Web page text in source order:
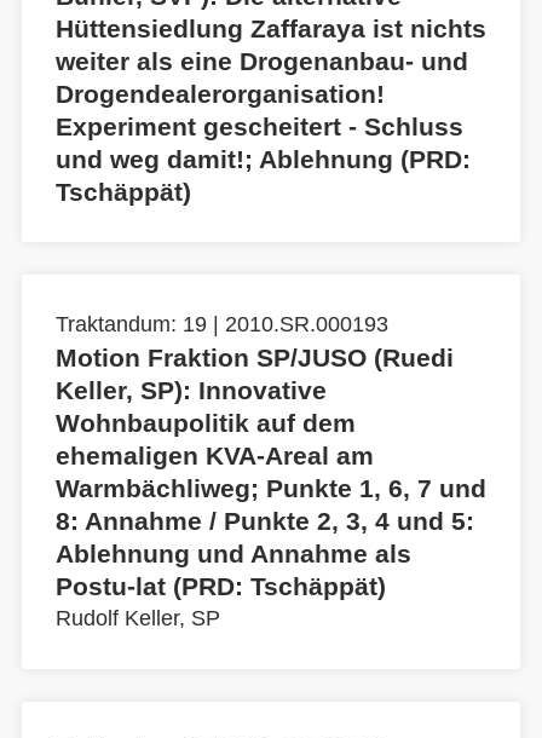
Hüttensiedlung Zaffaraya ist nichts
weiter als eine Drogenanbau- und
Drogendealerorganisation!
Experiment gescheitert - Schluss
und weg damit!; Ablehnung (PRD:
Tschäppät)
Traktandum: 19 | 2010.SR.000193
Motion Fraktion SP/JUSO (Ruedi
Keller, SP): Innovative
Wohnbaupolitik auf dem
ehemaligen KVA-Areal am
Warmbächliweg; Punkte 1, 6, 7 und
8: Annahme / Punkte 2, 3, 4 und 5:
Ablehnung und Annahme als
Postu-lat (PRD: Tschäppät)
Rudolf Keller, SP